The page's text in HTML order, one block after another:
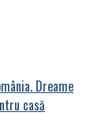
Dreame
casă